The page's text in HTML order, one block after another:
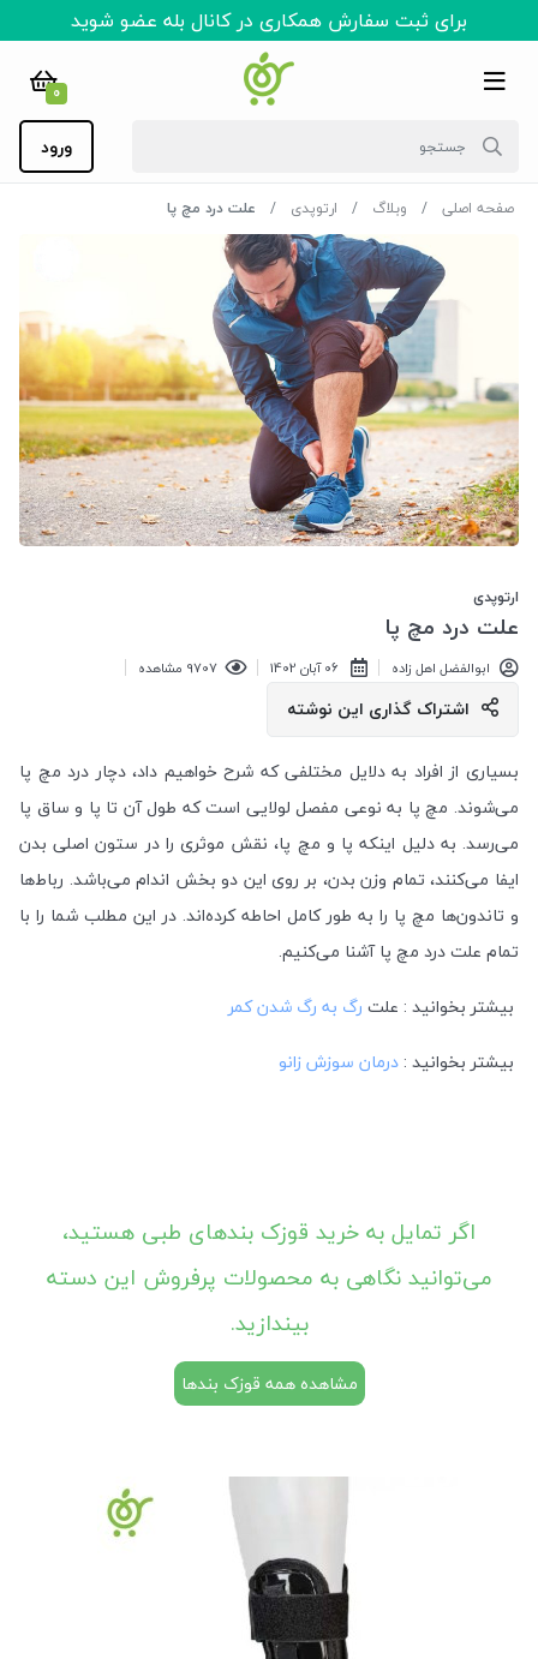
برای ثبت سفارش همکاری در کانال بله عضو شوید
0
ورود
صفحه اصلی وبلاگ ارتوپدی علت درد مچ پا
ارتوپدی
علت درد مچ پا
ابوالفضل اهل زاده 06 آبان 1402 9707 مشاهده
اشتراک گذاری این نوشته
بسیاری از افراد به دلایل مختلفی که شرح خواهیم داد، دچار درد مچ پا
می‌شوند. مچ پا به نوعی مفصل لولایی است که طول آن تا پا و ساق پا
می‌رسد. به دلیل اینکه پا و مچ پا، نقش موثری را در ستون اصلی بدن
ایفا می‌کنند، تمام وزن بدن، بر روی این دو بخش اندام می‌باشد. رباط‌ها
و تاندون‌ها مچ پا را به طور کامل احاطه کرده‌اند. در این مطلب شما را با
تمام علت درد مچ پا آشنا می‌کنیم.
بیشتر بخوانید : علت رگ به رگ شدن کمر
بیشتر بخوانید : درمان سوزش زانو
اگر تمایل به خرید قوزک بندهای طبی هستید،
می‌توانید نگاهی به محصولات پرفروش این دسته
بیندازید.
مشاهده همه قوزک بندها